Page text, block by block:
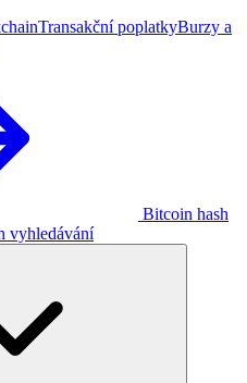
Transakční poplatkyBurzy a
Bitcoin hash
vyhledávání